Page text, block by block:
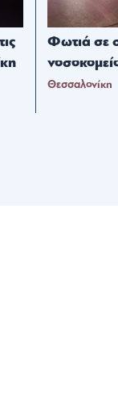
Φωτιά σε
Θεσσαλονίκη